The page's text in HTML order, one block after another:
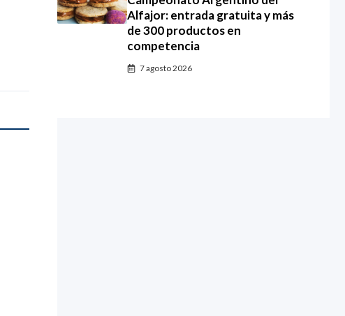
Alfajor: entrada gratuita y más
de 300 productos en
competencia
7 agosto 2026